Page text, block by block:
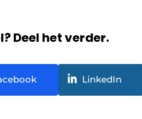
Deel het verder.
LinkedIn